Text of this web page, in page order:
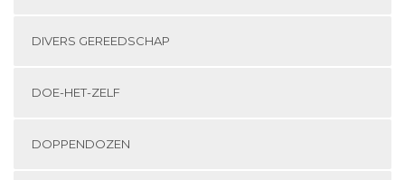
DIVERS GEREEDSCHAP
DOE-HET-ZELF
DOPPENDOZEN